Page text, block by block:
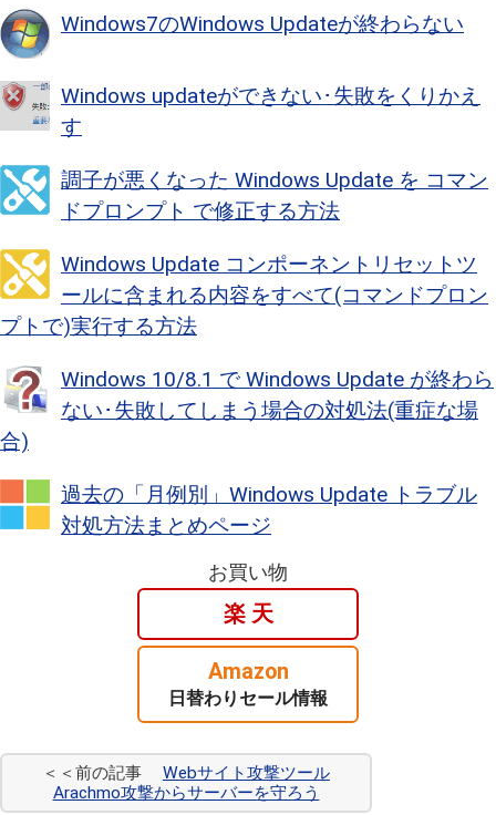
Windows7のWindows Updateが終わらない
Windows updateができない･失敗をくりかえ
す
調子が悪くなった Windows Update を コマン
ドプロンプト で修正する方法
Windows Update コンポーネントリセットツ
ールに含まれる内容をすべて(コマンドプロン
プトで)実行する方法
Windows 10/8.1 で Windows Update が終わら
ない･失敗してしまう場合の対処法(重症な場
合)
過去の「月例別」Windows Update トラブル
対処方法まとめページ
お買い物
楽 天
Amazon
日替わりセール情報
＜＜前の記事 Webサイト攻撃ツール
Arachmo攻撃からサーバーを守ろう